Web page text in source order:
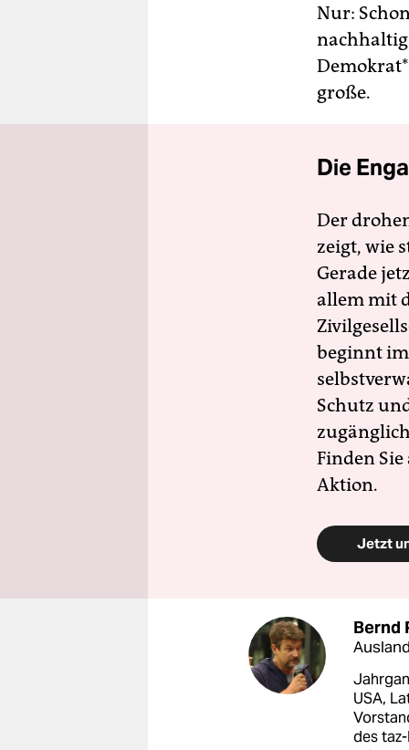
Nur:
nachhaltig
große.
Die
Der
zeigt, wie
Gerade
allem mit
beginnt
Schutz
Finden
Aktion.
Jetzt
Bernd
USA,
des